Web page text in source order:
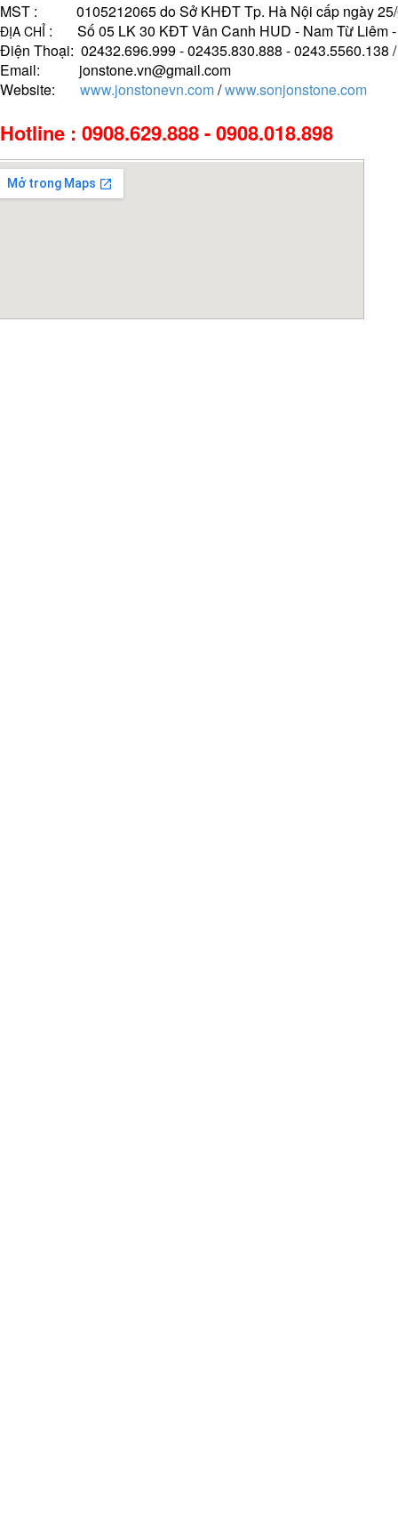
MST : 0105212065 do Sở KHĐT Tp. Hà Nội cấp ngày 25/
ĐỊA CHỈ : Số 05 LK 30 KĐT Vân Canh HUD - Nam Từ Liêm
Điện Thoại: 02432.696.999 - 02435.830.888 - 0243.5560.138
Email: jonstone.vn@gmail.com
Website: www.jonstonevn.com/www.sonjonstone.com
Hotline : 0908.629.888 - 0908.018.898